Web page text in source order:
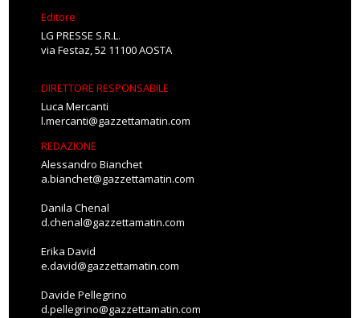
Editore
LG PRESSE S.R.L.
via Festaz, 52 11100 AOSTA
DIRETTORE RESPONSABILE
Luca Mercanti
l.mercanti@gazzettamatin.com
REDAZIONE
Alessandro Bianchet
a.bianchet@gazzettamatin.com
Danila Chenal
d.chenal@gazzettamatin.com
Erika David
e.david@gazzettamatin.com
Davide Pellegrino
d.pellegrino@gazzettamatin.com